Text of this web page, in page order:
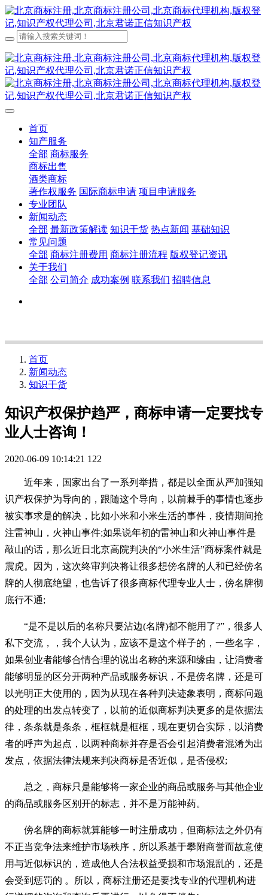
首页
知产服务
全部 商标服务
商标出售
酒类商标
著作权服务 国际商标申请 项目申请服务
专业团队
新闻动态
全部 最新政策解读 知识干货 热点新闻 基础知识
常见问题
全部 商标注册费用 商标注册流程 版权登记资讯
关于我们
全部 公司简介 成功案例 联系我们 招聘信息
首页
新闻动态
知识干货
知识产权保护趋严，商标申请一定要找专
业人士咨询！
2020-06-09 10:14:21 122
近年来，国家出台了一系列举措，都是以全面从严加强知
识产权保护为导向的，跟随这个导向，以前棘手的事情也逐步
被实事求是的解决，比如小米和小米生活的事件，疫情期间抢
注雷神山，火神山事件;如果说年初的雷神山和火神山事件是
敲山的话，那么近日北京高院判决的“小米生活”商标案件就是
震虎。因为，这次终审判决将让很多想傍名牌的人和已经傍名
牌的人彻底绝望，也告诉了很多商标代理专业人士，傍名牌彻
底行不通;
“是不是以后的名称只要沾边(名牌)都不能用了?”，很多人
私下交流，，我个人认为，应该不是这个样子的，一些名字，
如果创业者能够合情合理的说出名称的来源和缘由，让消费者
能够明显的区分开两种产品或服务标识，不是傍名牌，还是可
以光明正大使用的，因为从现在各种判决迹象表明，商标问题
的处理的出发点转变了，以前的近似商标判决更多的是依据法
律，条条就是条条，框框就是框框，现在更切合实际，以消费
者的呼声为起点，以两种商标并存是否会引起消费者混淆为出
发点，依据法律法规来判决商标是否近似，是否侵权;
总之，商标只是能够将一家企业的商品或服务与其他企业
的商品或服务区别开的标志，并不是万能神药。
傍名牌的商标就算能够一时注册成功，但商标法之外仍有
不正当竞争法来维护市场秩序，所以系基于攀附商誉而故意使
用与近似标识的，造成他人合法权益受损和市场混乱的，还是
会受到惩罚的 。所以，商标注册还是要找专业的代理机构进